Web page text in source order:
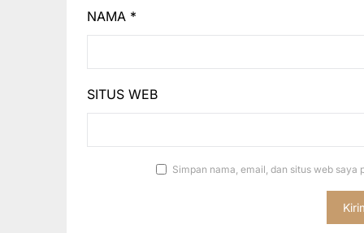
NAMA *
SITUS WEB
Simpan nama, email, dan situs web